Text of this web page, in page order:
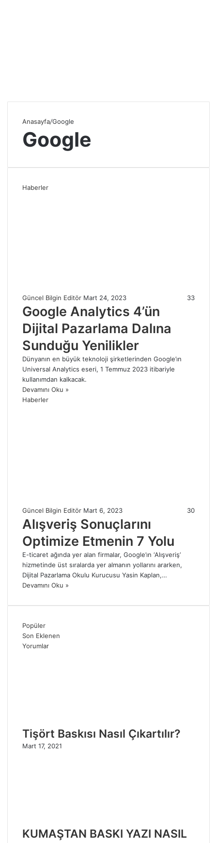
Anasayfa/Google
Google
Haberler
Güncel Bilgin Editör Mart 24, 2023 33
Google Analytics 4’ün
Dijital Pazarlama Dalına
Sunduğu Yenilikler
Dünyanın en büyük teknoloji şirketlerinden Google’ın
Universal Analytics eseri, 1 Temmuz 2023 itibariyle
kullanımdan kalkacak.
Devamını Oku »
Haberler
Güncel Bilgin Editör Mart 6, 2023 30
Alışveriş Sonuçlarını
Optimize Etmenin 7 Yolu
E-ticaret ağında yer alan firmalar, Google’ın ‘Alışveriş’
hizmetinde üst sıralarda yer almanın yollarını ararken,
Dijital Pazarlama Okulu Kurucusu Yasin Kaplan,…
Devamını Oku »
Popüler
Son Eklenen
Yorumlar
Tişört Baskısı Nasıl Çıkartılır?
Mart 17, 2021
KUMAŞTAN BASKI YAZI NASIL